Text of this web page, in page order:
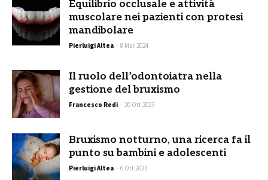
Equilibrio occlusale e attività
muscolare nei pazienti con protesi
mandibolare
Pierluigi Altea - 8 Mar 2024
Il ruolo dell’odontoiatra nella
gestione del bruxismo
Francesco Redi - 20 Ott 2023
Bruxismo notturno, una ricerca fa il
punto su bambini e adolescenti
Pierluigi Altea - 6 Ott 2023